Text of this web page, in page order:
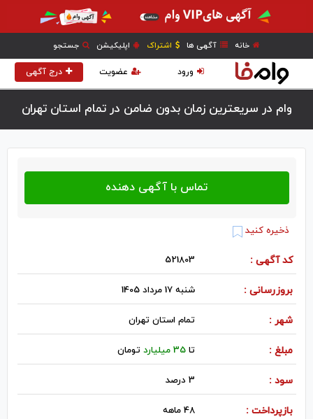
خانه آگهی ها اشتراک اپلیکیشن جستجو
درج آگهی عضویت ورود
وام در سریعترین زمان بدون ضامن در تمام استان تهران
ذخیره کنید
کد آگهی : 521803
بروزرسانی : شنبه 17 مرداد 1405
شهر : تمام استان تهران
مبلغ : تا35 میلیارد تومان
سود : 3 درصد
بازپرداخت : 48 ماهه